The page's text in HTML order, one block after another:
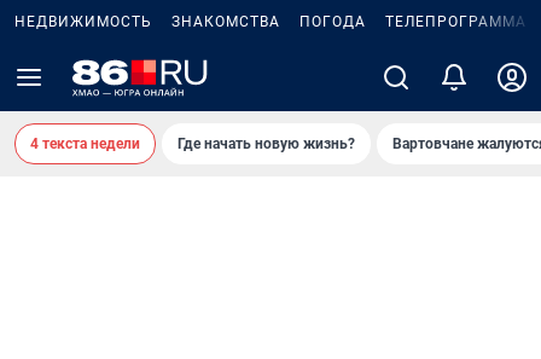
НЕДВИЖИМОСТЬ ЗНАКОМСТВА ПОГОДА ТЕЛЕПРОГРАММА
4 текста недели Где начать новую жизнь? Вартовчане